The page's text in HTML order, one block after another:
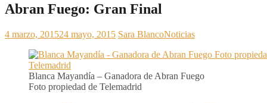
Abran Fuego: Gran Final
4 marzo, 201524 mayo, 2015 Sara BlancoNoticias
Blanca Mayandía – Ganadora de Abran Fuego
Foto propiedad de Telemadrid